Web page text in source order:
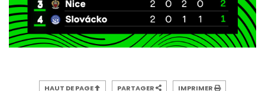
HAUT DE PAGE PARTAGER IMPRIMER